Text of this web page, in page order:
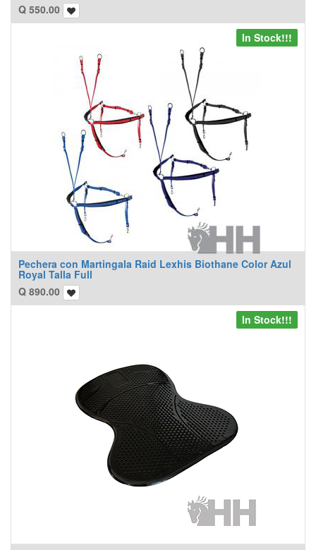
Q 550.00
Pechera con Martingala Raid Lexhis Biothane Color Azul
Royal Talla Full
Q 890.00
In Stock!!!
In Stock!!!